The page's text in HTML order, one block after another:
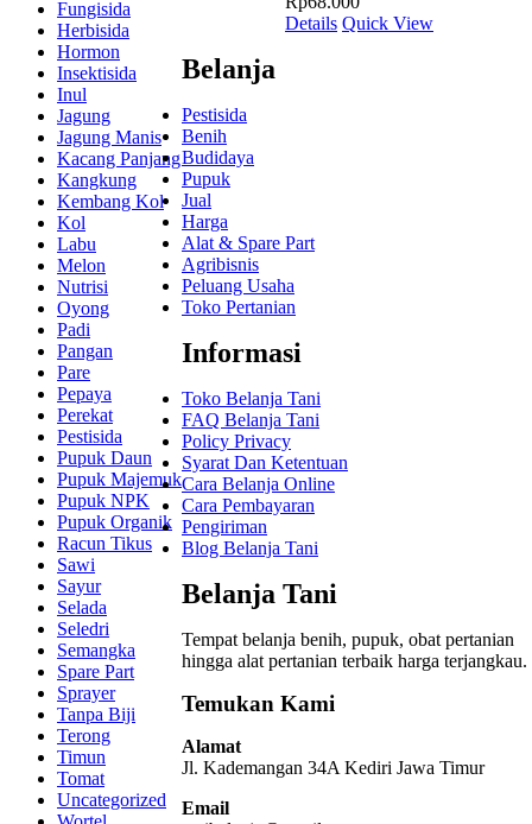
Details Quick View
Fungisida
Herbisida
Hormon
Insektisida
Inul
Jagung
Jagung Manis
Kacang Panjang
Kangkung
Kembang Kol
Kol
Labu
Melon
Nutrisi
Oyong
Padi
Pangan
Pare
Pepaya
Perekat
Pestisida
Pupuk Daun
Pupuk Majemuk
Pupuk NPK
Pupuk Organik
Racun Tikus
Sawi
Sayur
Selada
Seledri
Semangka
Spare Part
Sprayer
Tanpa Biji
Terong
Timun
Tomat
Uncategorized
Belanja
Pestisida
Benih
Budidaya
Pupuk
Jual
Harga
Alat & Spare Part
Agribisnis
Peluang Usaha
Toko Pertanian
Informasi
Toko Belanja Tani
FAQ Belanja Tani
Policy Privacy
Syarat Dan Ketentuan
Cara Belanja Online
Cara Pembayaran
Pengiriman
Blog Belanja Tani
Belanja Tani
Tempat belanja benih, pupuk, obat pertanian
hingga alat pertanian terbaik harga terjangkau.
Temukan Kami
Alamat
Jl. Kademangan 34A Kediri Jawa Timur
Email